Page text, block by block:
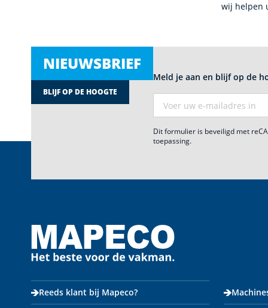
wij helpen
NIEUWSBRIEF
BLIJF OP DE HOOGTE
Meld je aan en blijf op de
Dit formulier is beveiligd met
toepassing.
Reeds klant bij Mapeco?